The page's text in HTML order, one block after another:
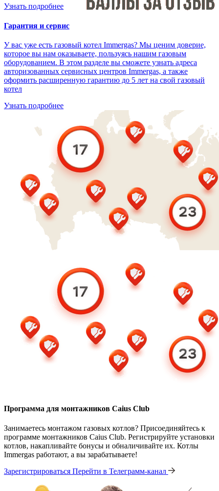
Узнать подробнее
Гарантия и сервис
У вас уже есть газовый котел Immergas? Мы ценим доверие,
которое вы нам оказываете, пользуясь нашим газовым
оборудованием. В этом разделе вы сможете узнать адреса
авторизованных сервисных центров Immergas, а также
оформить расширенную гарантию до 5 лет на свой газовый
котел
Узнать подробнее
Программа для монтажников Caius Club
Занимаетесь монтажом газовых котлов? Присоединяйтесь к
программе монтажников Caius Club. Регистрируйте установки
котлов, накапливайте бонусы и обналичивайте их. Котлы
Immergas работают, а вы зарабатываете!
Зарегистрироваться Перейти в Телеграмм-канал